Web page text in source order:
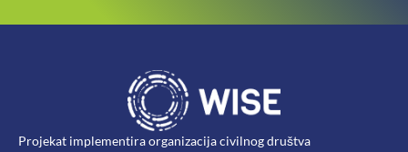
Projekat implementira organizacija civilnog društva